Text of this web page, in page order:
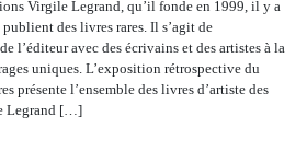
Virgile Legrand, qu’il fonde en 1999, il y a
des livres rares. Il s’agit de
l’éditeur avec des écrivains et des artistes à la
uniques. L’exposition rétrospective du
présente l’ensemble des livres d’artiste des
Legrand […]